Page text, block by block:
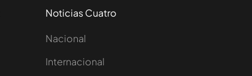
Noticias Cuatro
Nacional
Internacional